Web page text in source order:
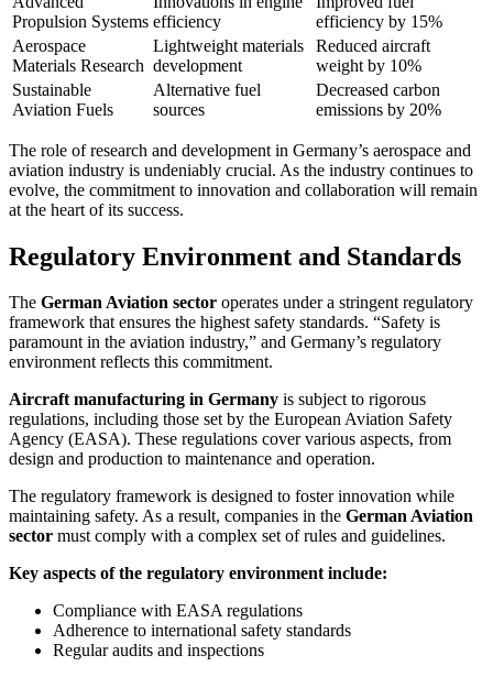
Propulsion Systems efficiency
efficiency by 15%
Aerospace
Materials Research
Lightweight materials
development
Reduced aircraft
weight by 10%
Sustainable
Aviation Fuels
Alternative fuel
sources
Decreased carbon
emissions by 20%
The role of research and development in Germany’s aerospace and
aviation industry is undeniably crucial. As the industry continues to
evolve, the commitment to innovation and collaboration will remain
at the heart of its success.
Regulatory Environment and Standards
The German Aviation sector operates under a stringent regulatory
framework that ensures the highest safety standards. “Safety is
paramount in the aviation industry,” and Germany’s regulatory
environment reflects this commitment.
Aircraft manufacturing in Germany is subject to rigorous
regulations, including those set by the European Aviation Safety
Agency (EASA). These regulations cover various aspects, from
design and production to maintenance and operation.
The regulatory framework is designed to foster innovation while
maintaining safety. As a result, companies in the German Aviation
sector must comply with a complex set of rules and guidelines.
Key aspects of the regulatory environment include:
Compliance with EASA regulations
Adherence to international safety standards
Regular audits and inspections